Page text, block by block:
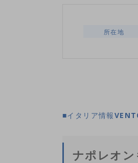
所在地
■イタリア情報
ナポレオ